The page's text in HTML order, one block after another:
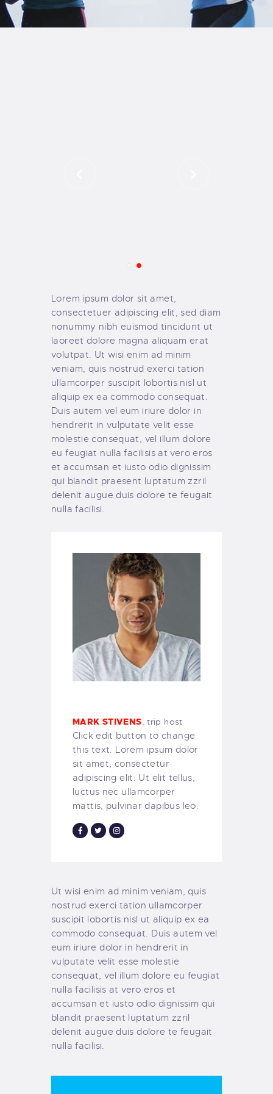
TIENDA FAMILY SURFERS
WEBCAM SALINAS
Lorem ipsum dolor sit amet,
consectetuer adipiscing elit, sed diam
nonummy nibh euismod tincidunt ut
laoreet dolore magna aliquam erat
volutpat. Ut wisi enim ad minim
veniam, quis nostrud exerci tation
ullamcorper suscipit lobortis nisl ut
aliquip ex ea commodo consequat.
Duis autem vel eum iriure dolor in
hendrerit in vulputate velit esse
molestie consequat, vel illum dolore
eu feugiat nulla facilisis at vero eros
et accumsan et iusto odio dignissim
qui blandit praesent luptatum zzril
delenit augue duis dolore te feugait
nulla facilisi.
MARK STIVENS , trip host
Click edit button to change
this text. Lorem ipsum dolor
sit amet, consectetur
adipiscing elit. Ut elit tellus,
luctus nec ullamcorper
mattis, pulvinar dapibus leo.
Ut wisi enim ad minim veniam, quis
nostrud exerci tation ullamcorper
suscipit lobortis nisl ut aliquip ex ea
commodo consequat. Duis autem vel
eum iriure dolor in hendrerit in
vulputate velit esse molestie
consequat, vel illum dolore eu feugiat
nulla facilisis at vero eros et
accumsan et iusto odio dignissim qui
blandit praesent luptatum zzril
delenit augue duis dolore te feugait
nulla facilisi.